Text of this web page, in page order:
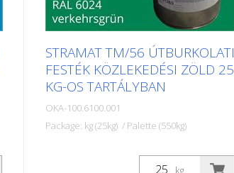
STRAMAT TM/56 ÚTBURKOLATI
FESTÉK KÖZLEKEDÉSI ZÖLD 25
KG-OS TARTÁLYBAN
OKA-100.6100.001
Package: kg (25kg) / Palette (550kg)
A STRAMAT útburkolati festékeket
kg